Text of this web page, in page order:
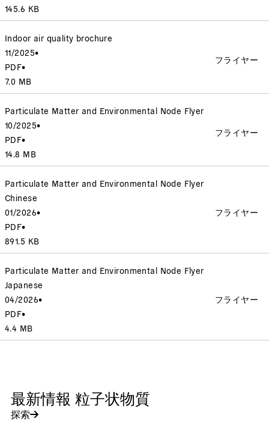
145.6 KB
Indoor air quality brochure
11/2025•
PDF•
7.0 MB
フライヤー
Particulate Matter and Environmental Node Flyer
10/2025•
PDF•
14.8 MB
フライヤー
Particulate Matter and Environmental Node Flyer
Chinese
01/2026•
PDF•
891.5 KB
フライヤー
Particulate Matter and Environmental Node Flyer
Japanese
04/2026•
PDF•
4.4 MB
フライヤー
最新情報 粒子状物質
探索